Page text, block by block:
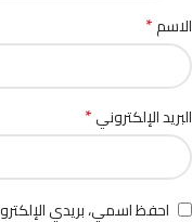
الاسم*
البريد الإلكتروني*
احفظ اسمي، بريدي